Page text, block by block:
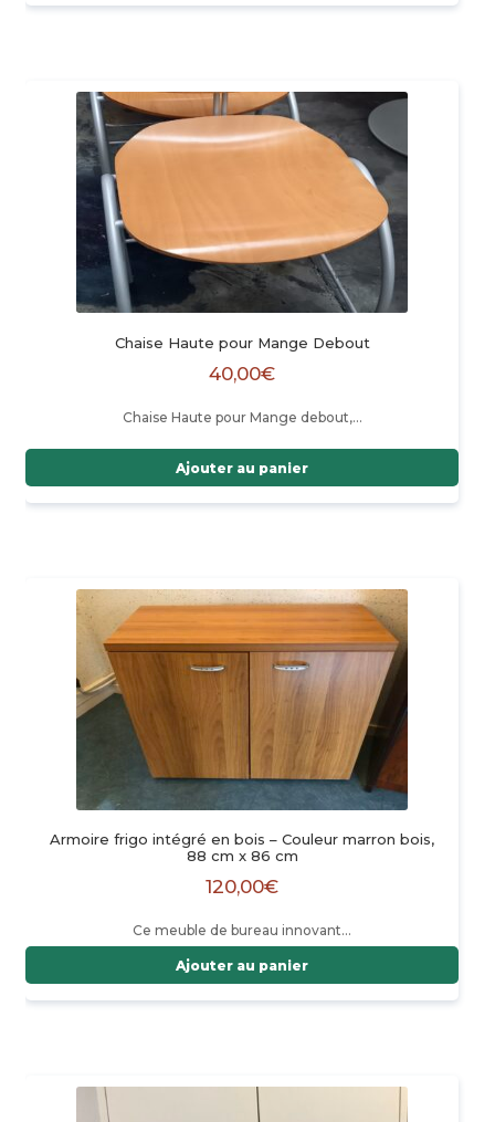
Chaise Haute pour Mange Debout
40,00€
Chaise Haute pour Mange debout,…
Ajouter au panier
Armoire frigo intégré en bois – Couleur marron bois,
88 cm x 86 cm
120,00€
Ce meuble de bureau innovant…
Ajouter au panier